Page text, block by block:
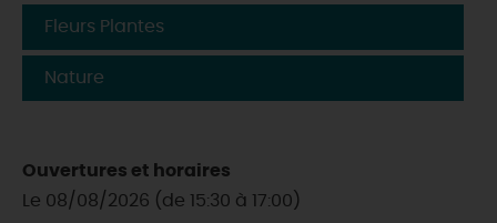
Fleurs Plantes
Nature
Ouvertures et horaires
Le 08/08/2026 (de 15:30 à 17:00)